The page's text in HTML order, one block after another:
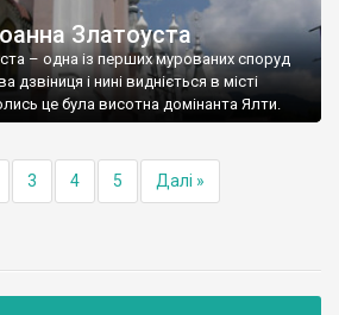
Златоуста
– одна із перших мурованих споруд
і нині видніється в місті
це була висотна домінанта Ялти.
3 4 5 Далі »